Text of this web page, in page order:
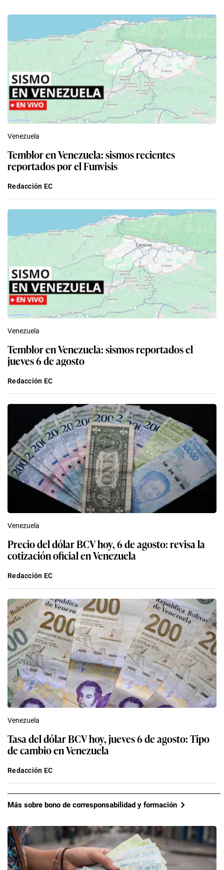
Venezuela
Temblor en Venezuela: sismos recientes
reportados por el Funvisis
Redacción EC
Venezuela
Temblor en Venezuela: sismos reportados el
jueves 6 de agosto
Redacción EC
Venezuela
Precio del dólar BCV hoy, 6 de agosto: revisa la
cotización oficial en Venezuela
Redacción EC
Venezuela
Tasa del dólar BCV hoy, jueves 6 de agosto: Tipo
de cambio en Venezuela
Redacción EC
Más sobre bono de corresponsabilidad y formación